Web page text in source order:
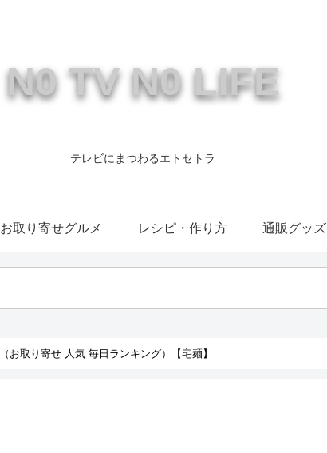
N0 TV N0 LIFE
テレビにまつわるエトセトラ
お取り寄せグルメ レシピ・作り方 通販グッズ
お取り寄せ 人気 毎日ランキング）【宅麺】